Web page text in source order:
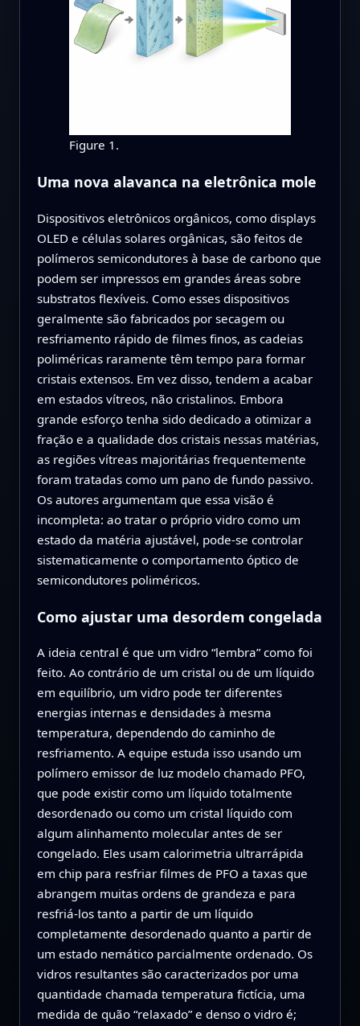
Figure 1.
Uma nova alavanca na eletrônica mole
Dispositivos eletrônicos orgânicos, como displays
OLED e células solares orgânicas, são feitos de
polímeros semicondutores à base de carbono que
podem ser impressos em grandes áreas sobre
substratos flexíveis. Como esses dispositivos
geralmente são fabricados por secagem ou
resfriamento rápido de filmes finos, as cadeias
poliméricas raramente têm tempo para formar
cristais extensos. Em vez disso, tendem a acabar
em estados vítreos, não cristalinos. Embora
grande esforço tenha sido dedicado a otimizar a
fração e a qualidade dos cristais nessas matérias,
as regiões vítreas majoritárias frequentemente
foram tratadas como um pano de fundo passivo.
Os autores argumentam que essa visão é
incompleta: ao tratar o próprio vidro como um
estado da matéria ajustável, pode-se controlar
sistematicamente o comportamento óptico de
semicondutores poliméricos.
Como ajustar uma desordem congelada
A ideia central é que um vidro “lembra” como foi
feito. Ao contrário de um cristal ou de um líquido
em equilíbrio, um vidro pode ter diferentes
energias internas e densidades à mesma
temperatura, dependendo do caminho de
resfriamento. A equipe estuda isso usando um
polímero emissor de luz modelo chamado PFO,
que pode existir como um líquido totalmente
desordenado ou como um cristal líquido com
algum alinhamento molecular antes de ser
congelado. Eles usam calorimetria ultrarrápida
em chip para resfriar filmes de PFO a taxas que
abrangem muitas ordens de grandeza e para
resfriá-los tanto a partir de um líquido
completamente desordenado quanto a partir de
um estado nemático parcialmente ordenado. Os
vidros resultantes são caracterizados por uma
quantidade chamada temperatura fictícia, uma
medida de quão “relaxado” e denso o vidro é;